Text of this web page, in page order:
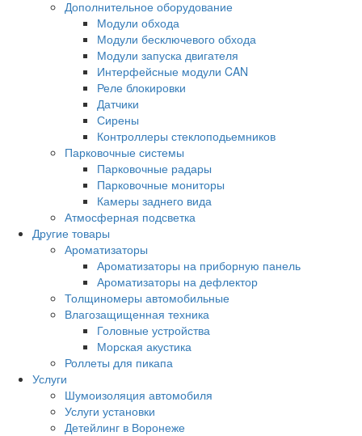
Дополнительное оборудование
Модули обхода
Модули бесключевого обхода
Модули запуска двигателя
Интерфейсные модули CAN
Реле блокировки
Датчики
Сирены
Контроллеры стеклоподьемников
Парковочные системы
Парковочные радары
Парковочные мониторы
Камеры заднего вида
Атмосферная подсветка
Другие товары
Ароматизаторы
Ароматизаторы на приборную панель
Ароматизаторы на дефлектор
Толщиномеры автомобильные
Влагозащищенная техника
Головные устройства
Морская акустика
Роллеты для пикапа
Услуги
Шумоизоляция автомобиля
Услуги установки
Детейлинг в Воронеже